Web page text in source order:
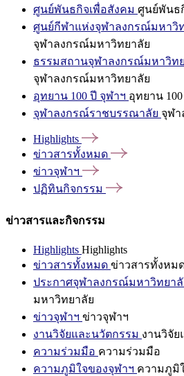
ศูนย์พันธกิจเพื่อสังคม ศูนย์พันธ
ศูนย์กีฬาแห่งจุฬาลงกรณ์มหาวิ
จุฬาลงกรณ์มหาวิทยาลัย
ธรรมสถานจุฬาลงกรณ์มหาวิท
จุฬาลงกรณ์มหาวิทยาลัย
อุทยาน 100 ปี จุฬาฯ อุทยาน
จุฬาลงกรณ์ราชบรรณาลัย จุฬ
Highlights
ข่าวสารทั้งหมด
ข่าวจุฬาฯ
ปฏิทินกิจกรรม
ข่าวสารและกิจกรรม
Highlights Highlights
ข่าวสารทั้งหมด ข่าวสารทั้งหม
ประกาศจุฬาลงกรณ์มหาวิทยาลั
มหาวิทยาลัย
ข่าวจุฬาฯ ข่าวจุฬาฯ
งานวิจัยและนวัตกรรม งานวิจั
ความร่วมมือ ความร่วมมือ
ความภูมิใจของจุฬาฯ ความภูมิ